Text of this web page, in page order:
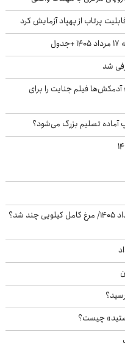
پرتاب از پهپاد آزمایش کرد
شد
فیلم جنایت را برای
آماده تسلیم بزرگ می‌شود؟
قیمت جدید گوشت مرغ امروز شنبه ۱۷ مرداد ۱۴۰۵/ مرغ کامل کیلویی چند شد؟
چیست؟